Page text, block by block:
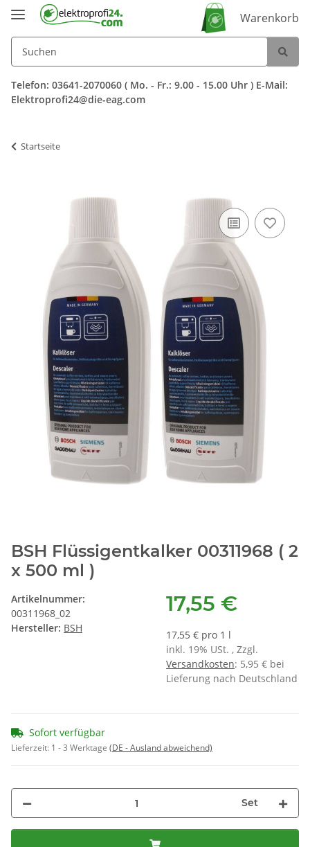
Warenkorb
Telefon: 03641-2070060 ( Mo. - Fr.: 9.00 - 15.00 Uhr ) E-Mail:
Elektroprofi24@die-eag.com
Startseite
BSH Flüssigentkalker 00311968 ( 2
x 500 ml )
Artikelnummer:
00311968_02
Hersteller: BSH
17,55 €
17,55 € pro 1 l
inkl. 19% USt. , Zzgl.
Versandkosten: 5,95 € bei
Lieferung nach Deutschland
Sofort verfügbar
Lieferzeit: 1 - 3 Werktage (DE - Ausland abweichend)
Set